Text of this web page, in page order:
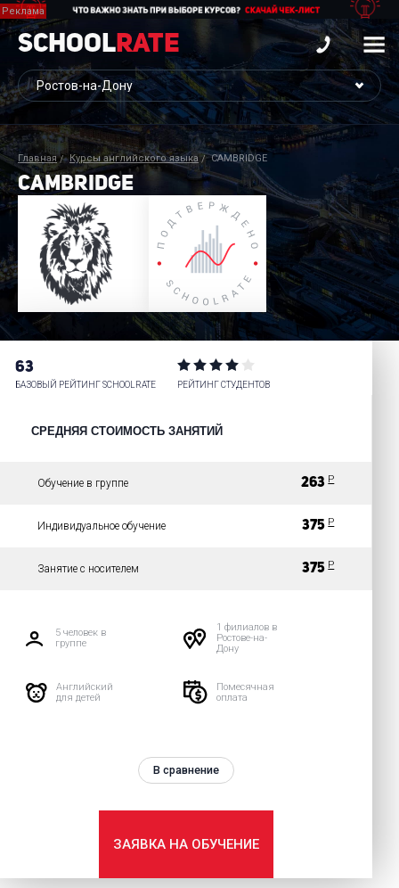
School Rate
Главная Курсы английского языка CAMBRIDGE
CAMBRIDGE
63
БАЗОВЫЙ РЕЙТИНГ SCHOOLRATE РЕЙТИНГ СТУДЕНТОВ
СРЕДНЯЯ СТОИМОСТЬ ЗАНЯТИЙ
Обучение в группе 263 Р
Индивидуальное обучение 375 Р
Занятие с носителем 375 Р
5 человек в
группе
1 филиалов в
Ростове-на-
Дону
Английский
для детей
Помесячная
оплата
ЗАЯВКА НА ОБУЧЕНИЕ
В сравнение